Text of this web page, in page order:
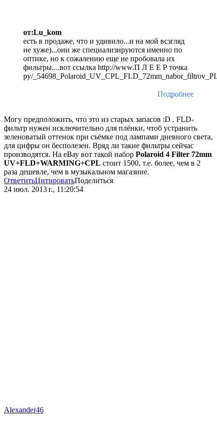
от:Lu_kom
есть в продаже, что и удивило...и на мой всзгляд
не хуже)...они же специализируются именно по
оптике, но к сожалению еще не пробовала их
фильтры....вот ссылка http://www.П Л Е Е Р точка
ру/
Подробнее
Могу предположить, что это из старых запасов :D . FLD-
фильтр нужен исключительно для плёнки, чтоб устранить
зеленоватый оттенок при съёмке под лампами дневного света,
для цифры он бесполезен. Вряд ли такие фильтры сейчас
производятся. На еВау вот такой набор Polaroid 4 Filter 72mm
UV+FLD+WARMING+CPL стоит 1500, т.е. более, чем в 2
раза дешевле, чем в музыкальном магазине.
ОтветитьЦитироватьПоделиться
24 июл. 2013 г., 11:20:54
Alexander46